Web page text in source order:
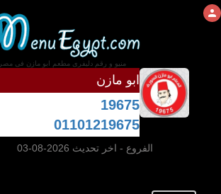
منيو و رقم دليفرى مطعم ابو مازن فى مصر
ابو مازن
19675
01101219675
الفروع - اخر تحديث 2026-08-03